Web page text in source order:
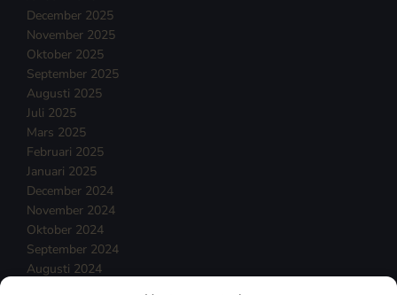
December 2025
November 2025
Oktober 2025
September 2025
Augusti 2025
Juli 2025
Mars 2025
Februari 2025
Januari 2025
December 2024
November 2024
Oktober 2024
September 2024
Augusti 2024